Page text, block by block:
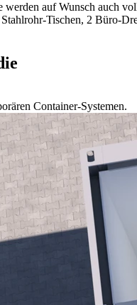
auf Wunsch auch
Tischen, 2 Büro-
Container-Systemen.